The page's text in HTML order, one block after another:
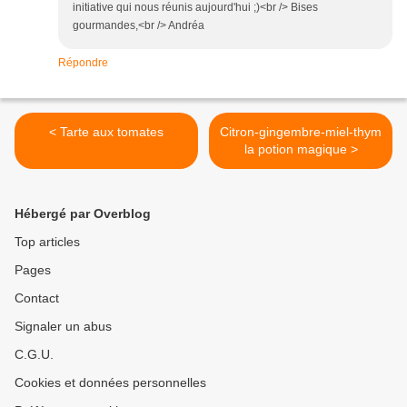
initiative qui nous réunis aujourd'hui ;)<br /> Bises
gourmandes,<br /> Andréa
Répondre
< Tarte aux tomates
Citron-gingembre-miel-thym
la potion magique >
Hébergé par Overblog
Top articles
Pages
Contact
Signaler un abus
C.G.U.
Cookies et données personnelles